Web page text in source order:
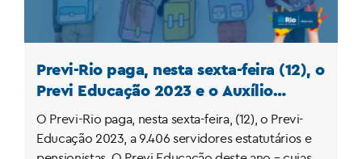
Previ-Rio paga, nesta sexta-feira (12), o
Previ Educação 2023 e o Auxílio
Creche
O Previ-Rio paga, nesta sexta-feira, (12), o Previ-
Educação 2023, a 9.406 servidores estatutários e